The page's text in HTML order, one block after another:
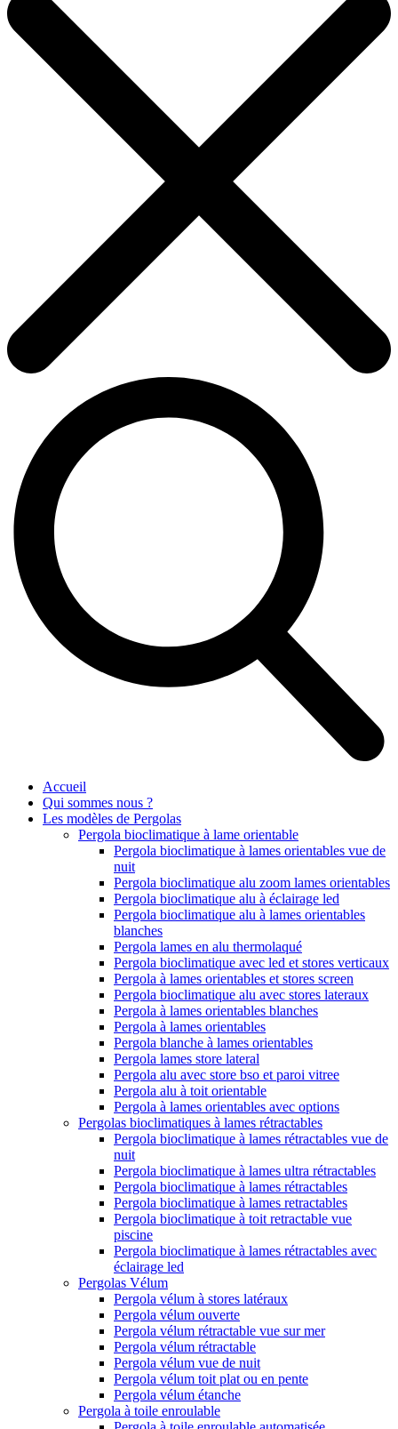
Accueil
Qui sommes nous ?
Les modèles de Pergolas
Pergola bioclimatique à lame orientable
Pergola bioclimatique à lames orientables vue de
nuit
Pergola bioclimatique alu zoom lames orientables
Pergola bioclimatique alu à éclairage led
Pergola bioclimatique alu à lames orientables
blanches
Pergola lames en alu thermolaqué
Pergola bioclimatique avec led et stores verticaux
Pergola à lames orientables et stores screen
Pergola bioclimatique alu avec stores lateraux
Pergola à lames orientables blanches
Pergola à lames orientables
Pergola blanche à lames orientables
Pergola lames store lateral
Pergola alu avec store bso et paroi vitree
Pergola alu à toit orientable
Pergola à lames orientables avec options
Pergolas bioclimatiques à lames rétractables
Pergola bioclimatique à lames rétractables vue de
nuit
Pergola bioclimatique à lames ultra rétractables
Pergola bioclimatique à lames rétractables
Pergola bioclimatique à lames retractables
Pergola bioclimatique à toit retractable vue
piscine
Pergola bioclimatique à lames rétractables avec
éclairage led
Pergolas Vélum
Pergola vélum à stores latéraux
Pergola vélum ouverte
Pergola vélum rétractable vue sur mer
Pergola vélum rétractable
Pergola vélum vue de nuit
Pergola vélum toit plat ou en pente
Pergola vélum étanche
Pergola à toile enroulable